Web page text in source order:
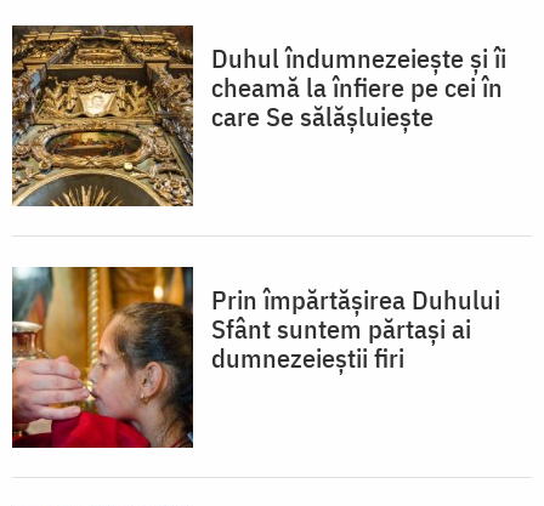
Duhul îndumnezeiește şi îi
cheamă la înfiere pe cei în
care Se sălășluiește
Prin împărtăşirea Duhului
Sfânt suntem părtaşi ai
dumnezeieştii firi